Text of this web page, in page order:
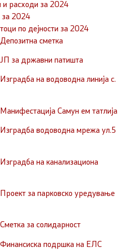
и расходи за 2024
за 2024
по дејности за 2024
сметка
за државни патишта
на водоводна линија с.
Самун ем татлија
водоводна мрежа ул.5
на канализациона
за парковско уредување
за солидарност
пoдршка на ЕЛС